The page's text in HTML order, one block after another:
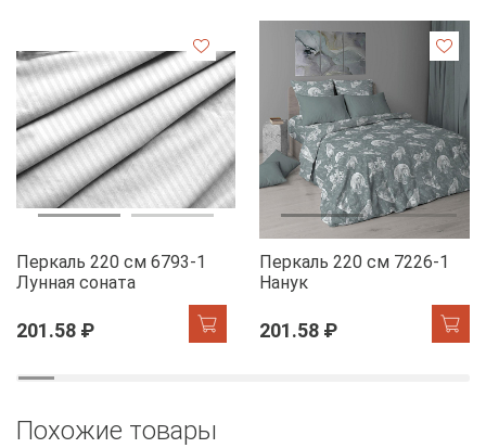
Перкаль 220 см 6793-1
Лунная соната
201.58 ₽
Перкаль 220 см 7226-1
Нанук
201.58 ₽
Похожие товары